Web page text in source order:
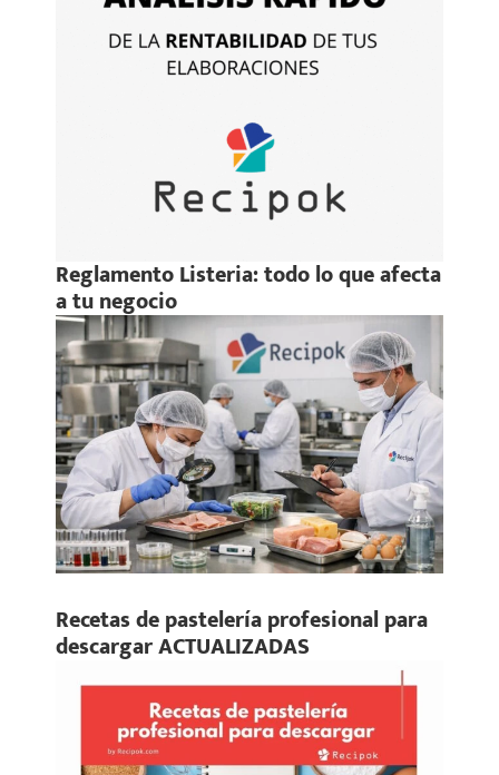
Reglamento Listeria: todo lo que afecta
a tu negocio
Recetas de pastelería profesional para
descargar ACTUALIZADAS